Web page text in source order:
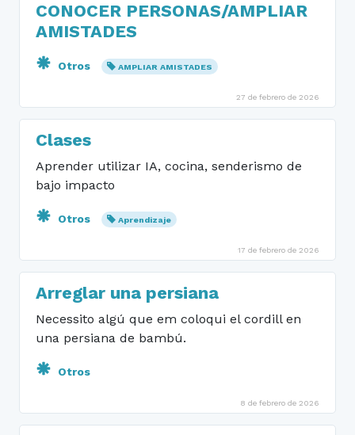
CONOCER PERSONAS/AMPLIAR
AMISTADES
Otros AMPLIAR AMISTADES
27 de febrero de 2026
Clases
Aprender utilizar IA, cocina, senderismo de
bajo impacto
Otros Aprendizaje
17 de febrero de 2026
Arreglar una persiana
Necessito algú que em coloqui el cordill en
una persiana de bambú.
Otros
8 de febrero de 2026